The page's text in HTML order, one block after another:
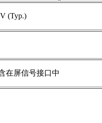
(Typ.)
在屏信号接口中